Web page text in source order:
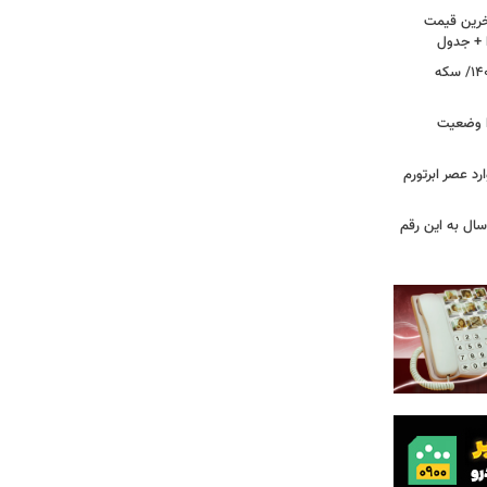
قیمت
+ جدول
قیمت طلا و سکه امروز ۱۸ مردادماه ۱۴۰۵/ سکه
وضعیت
عصر ابرتورم
به این رقم